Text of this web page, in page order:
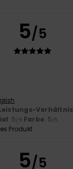
5/5
Verhältnis
: 5/5 Farbe: 5/5
Produkt
5/5